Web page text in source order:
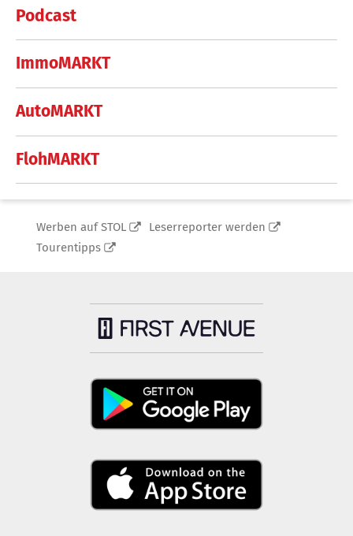
Podcast
ImmoMARKT
AutoMARKT
FlohMARKT
Werben auf STOL
Leserreporter werden
Tourentipps